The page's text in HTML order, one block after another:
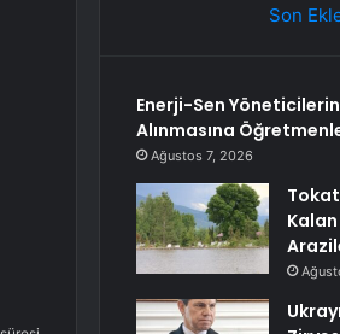
Son
Enerji-Sen
Alınmasına
Ağustos 7, 2026
Kalan